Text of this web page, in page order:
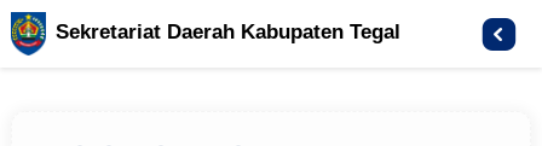
Sekretariat Daerah Kabupaten Tegal